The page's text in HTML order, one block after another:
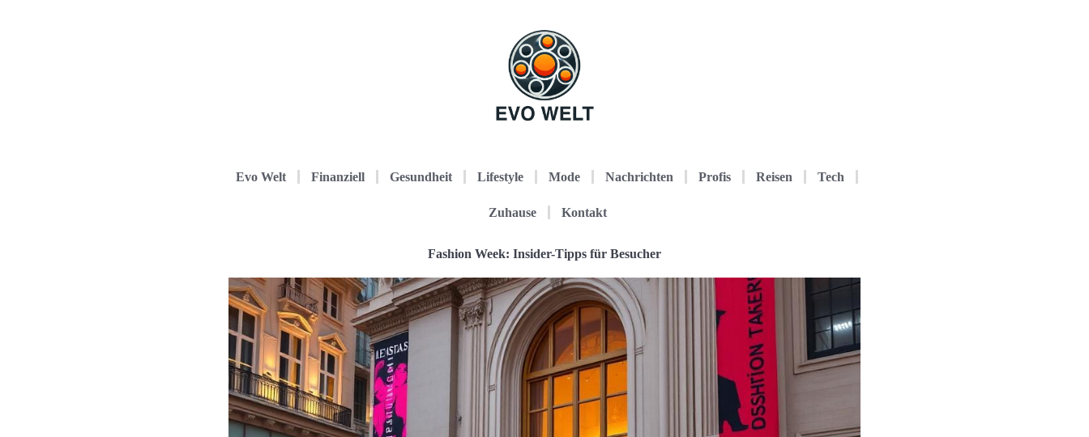
Evo Welt Finanziell Gesundheit Lifestyle Mode Nachrichten Profis Reisen Tech
Zuhause Kontakt
Fashion Week: Insider-Tipps für Besucher